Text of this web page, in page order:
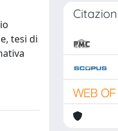
tesi di